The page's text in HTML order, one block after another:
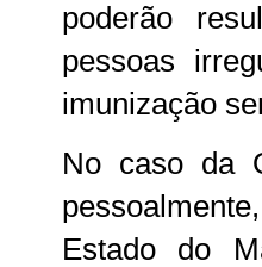
poderão
pessoas
imunização
No caso da
Estado do